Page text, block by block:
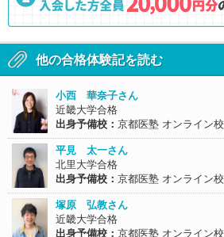
他の合格体験記を読む
小西 華奈子さん
近畿大学合格
出身予備校： 京都医塾 オンライン校
平見 太一さん
北里大学合格
出身予備校： 京都医塾 オンライン校
塚原 弘教さん
近畿大学合格
出身予備校： 京都医塾 オンライン校